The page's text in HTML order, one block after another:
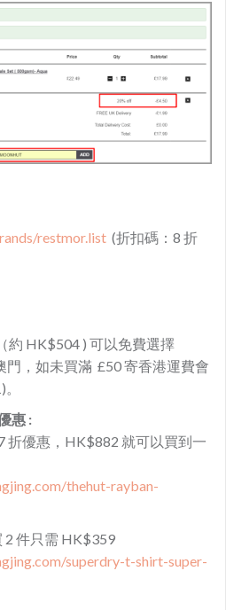
restmor.list (折扣碼：8 折
約 HK$504 ) 可以免費選擇
門，如未買滿 £50 寄香港運費會
惠 :
折優惠，HK$882 就可以買到一
thehut-rayban-
2 件只需 HK$359
superdry-t-shirt-super-